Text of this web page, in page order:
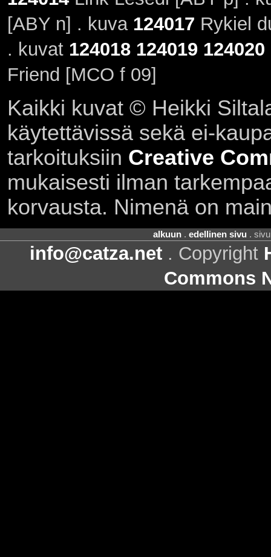
[ABY n] . kuva 124017 Rykiel
. kuvat 124018 124019 124020
Friend [MCO f 09]
Kaikki kuvat © Heikki
käytettävissä sekä ei-
tarkoituksiin Creative
mukaisesti ilman
korvausta. Nimenä on
alkuun . edellinen sivu .
info@catza.net . Copyright
Commons